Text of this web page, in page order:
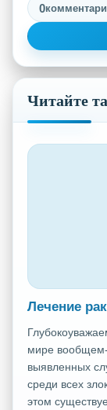
0
Читайте
Лечение
мире
выявленных
среди всех
этом